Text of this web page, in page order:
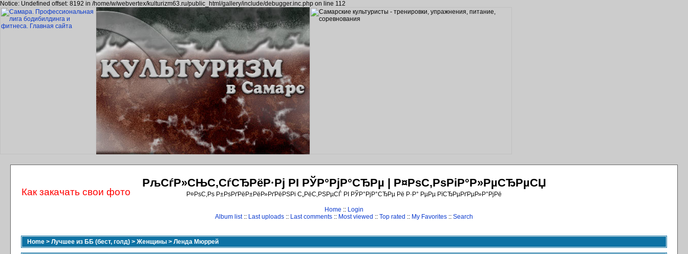
Notice: Undefined offset: 8192 in /home/w/webvertex/kulturizm63.ru/public_html/gallery/include/debugger.inc.php on line 112
РљСѓР»СЊС‚СѓСЂРёР·Рј РІ РЎР°РјР°СЂРµ | Р¤РѕС‚РѕРіР°Р»РµСЂРµСЏ
Р¤РѕС‚Рѕ Р±РѕРґРёР±РёР»РґРёРЅРі С„РёС‚РЅРµСЃ РІ РЎР°РјР°СЂРµ Рё Р·Р° РµРµ РїСЂРµРґРµР»Р°РјРё
Home :: Login
Album list:: Last uploads :: Last comments :: Most viewed :: Top rated :: My Favorites :: Search
Home > Лучшее из ББ (бест, голд) > Женщины > Ленда Мюррей
Как закачать свои фото